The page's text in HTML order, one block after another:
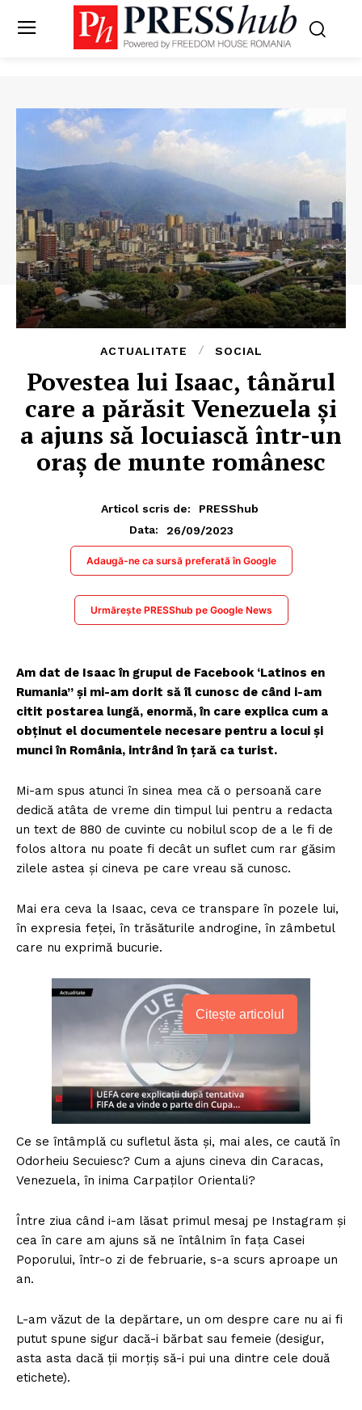
ACTUALITATE SOCIAL
Povestea lui Isaac, tânărul
care a părăsit Venezuela și
a ajuns să locuiască într-un
oraș de munte românesc
Articol scris de:
PRESShub
Data:
26/09/2023
Adaugă-ne ca sursă preferată în Google
Urmărește PRESShub pe Google News
Am dat de Isaac în grupul de Facebook ‘Latinos en
Rumania” și mi-am dorit să îl cunosc de când i-am
citit postarea lungă, enormă, în care explica cum a
obținut el documentele necesare pentru a locui și
munci în România, intrând în țară ca turist.
Mi-am spus atunci în sinea mea că o persoană care
dedică atâta de vreme din timpul lui pentru a redacta
un text de 880 de cuvinte cu nobilul scop de a le fi de
folos altora nu poate fi decât un suflet cum rar găsim
zilele astea și cineva pe care vreau să cunosc.
Mai era ceva la Isaac, ceva ce transpare în pozele lui,
în expresia feței, în trăsăturile androgine, în zâmbetul
care nu exprimă bucurie.
Citește articolul
Ce se întâmplă cu sufletul ăsta și, mai ales, ce caută în
Odorheiu Secuiesc? Cum a ajuns cineva din Caracas,
Venezuela, în inima Carpaților Orientali?
Între ziua când i-am lăsat primul mesaj pe Instagram și
cea în care am ajuns să ne întâlnim în fața Casei
Poporului, într-o zi de februarie, s-a scurs aproape un
an.
L-am văzut de la depărtare, un om despre care nu ai fi
putut spune sigur dacă-i bărbat sau femeie (desigur,
asta asta dacă ții morțiș să-i pui una dintre cele două
etichete).